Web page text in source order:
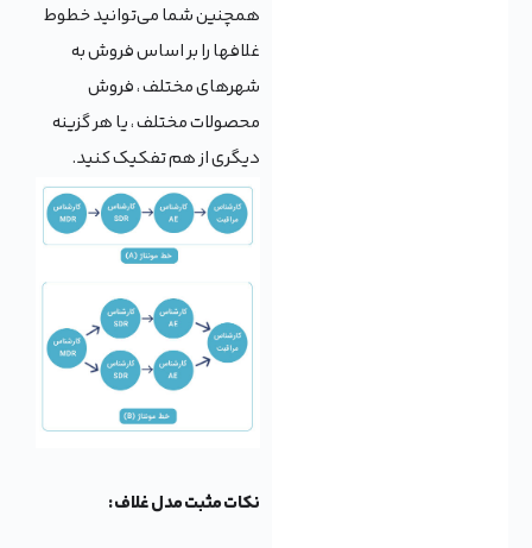
همچنین شما می‌توانید خطوط
غلافها را بر اساس فروش به
شهرهای مختلف ، فروش
محصولات مختلف ، یا هر گزینه
دیگری از هم تفکیک کنید.
نکات مثبت مدل غلاف :